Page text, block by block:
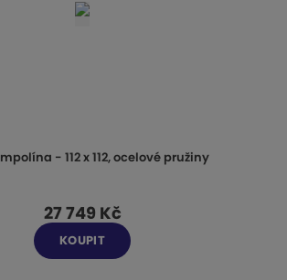
- 112 x 112, ocelové pružiny
27 749 Kč
KOUPIT